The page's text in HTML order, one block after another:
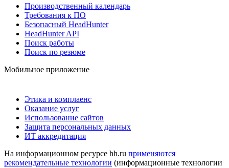
Производственный календарь
Требования к ПО
Безопасный HeadHunter
HeadHunter API
Поиск работы
Поиск по резюме
Мобильное приложение
Этика и комплаенс
Оказание услуг
Использование сайтов
Защита персональных данных
ИТ аккредитация
На информационном ресурсе hh.ru применяются
рекомендательные технологии (информационные технологии